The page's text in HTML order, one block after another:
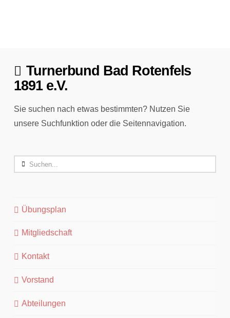
Turnerbund Bad Rotenfels
1891 e.V.
Sie suchen nach etwas bestimmten? Nutzen Sie
unsere Suchfunktion oder die Seitennavigation.
Search
Übungsplan
Mitgliedschaft
Kontakt
Vorstand
Abteilungen